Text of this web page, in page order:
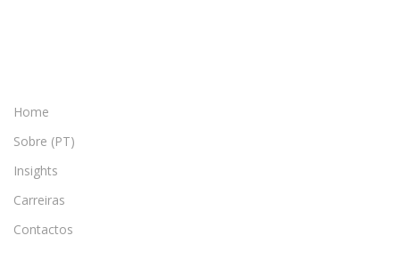
Home
Sobre (PT)
Insights
Carreiras
Contactos